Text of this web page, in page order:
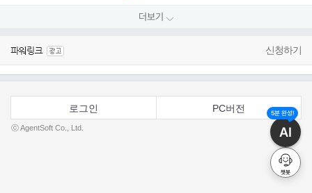
더보기
신청하기
로그인 PC버전
ⓒ AgentSoft Co., Ltd.
5분 완성!
AI
챗봇